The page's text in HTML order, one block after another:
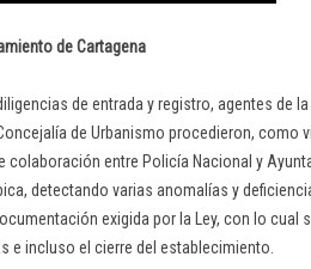
de Cartagena
de entrada y registro, agentes de
de Urbanismo procedieron, como
colaboración entre Policía Nacional y
detectando varias anomalías y
exigida por la Ley, con lo cual
e incluso el cierre del establecimiento.